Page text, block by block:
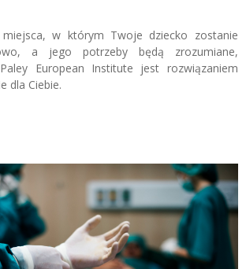
miejsca, w którym Twoje dziecko zostanie
a jego potrzeby będą zrozumiane,
European Institute jest rozwiązaniem
dla Ciebie.